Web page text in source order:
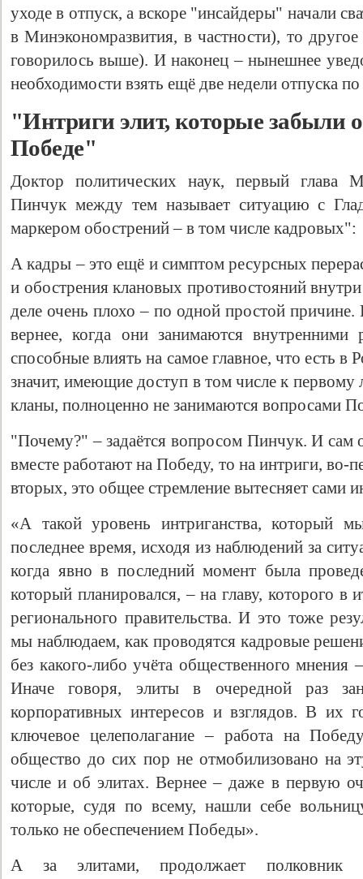
уходе в отпуск, а вскоре "инсайдеры" начали
в Минэкономразвития, в частности), то
говорилось выше). И наконец – нынешнее
необходимости взять ещё две недели отпуска
"Интриги элит, которые забыли
Победе"
Доктор политических наук, первый
Пинчук между тем называет ситуацию с
маркером обострений – в том числе кадровых":
А кадры – это ещё и симптом ресурсных
и обострения клановых противостояний
деле очень плохо – по одной простой
вернее, когда они занимаются
способные влиять на самое главное, что есть в
значит, имеющие доступ в том числе к первому
кланы, полноценно не занимаются вопросами
"Почему?" – задаётся вопросом Пинчук. И сам
вместе работают на Победу, то на интриги, во-
вторых, это общее стремление вытесняет сами
«А такой уровень интриганства, который
последнее время, исходя из наблюдений за
когда явно в последний момент была
который планировался, – на главу, которого в
регионального правительства. И это тоже
мы наблюдаем, как проводятся кадровые
без какого-либо учёта общественного мнения
Иначе говоря, элиты в очередной раз
корпоративных интересов и взглядов. В их
ключевое целеполагание – работа на
общество до сих пор не отмобилизовано на
числе и об элитах. Вернее – даже в первую
которые, судя по всему, нашли себе
только не обеспечением Победы».
А за элитами, продолжает полковник